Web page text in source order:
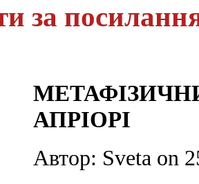
за
АПРІОРІ
Автор: Sveta on